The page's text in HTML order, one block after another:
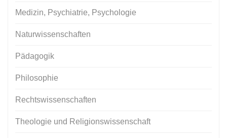
Medizin, Psychiatrie, Psychologie
Naturwissenschaften
Pädagogik
Philosophie
Rechtswissenschaften
Theologie und Religionswissenschaft